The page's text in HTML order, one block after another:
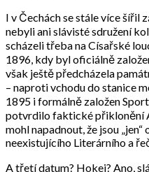
I v Čechách se stále více šířil
nebyli ani slávisté sdružení
scházeli třeba na Císařské
1896, kdy byl oficiálně
však ještě předcházela
– naproti vchodu do stanice
1895 i formálně založen
potvrdilo faktické přiklonění
mohl napadnout, že jsou
neexistujícího Literárního a
A třetí datum? Hokej? Ano,